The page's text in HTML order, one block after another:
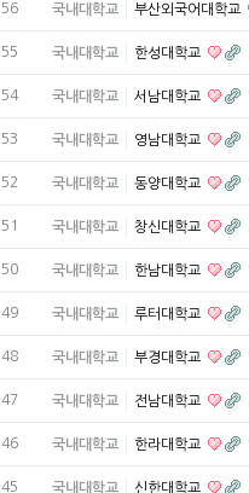
56 국내대학교 부산외국어대학교
55 국내대학교 한성대학교
54 국내대학교 서남대학교
53 국내대학교 영남대학교
52 국내대학교 동양대학교
51 국내대학교 창신대학교
50 국내대학교 한남대학교
49 국내대학교 루터대학교
48 국내대학교 부경대학교
47 국내대학교 전남대학교
46 국내대학교 한라대학교
45 국내대학교 신한대학교